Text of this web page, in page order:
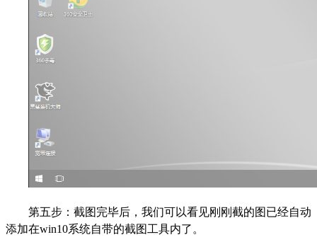
第五步：截图完毕后，我们可以看见刚刚截的图已经自动
添加在win10系统自带的截图工具内了。